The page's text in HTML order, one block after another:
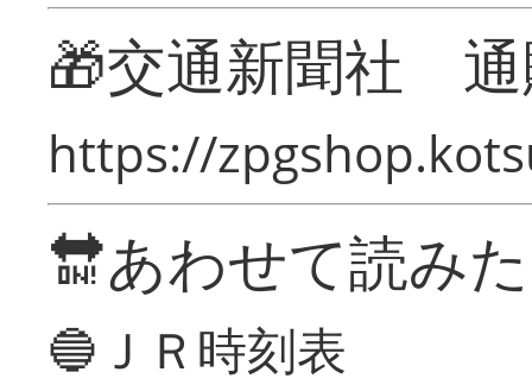
🎁交通新聞社
https://
🔛あわせて読み
🔵ＪＲ時刻表